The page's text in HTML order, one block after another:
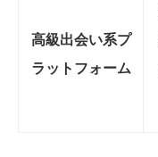
高級出会い系プ
ラットフォーム